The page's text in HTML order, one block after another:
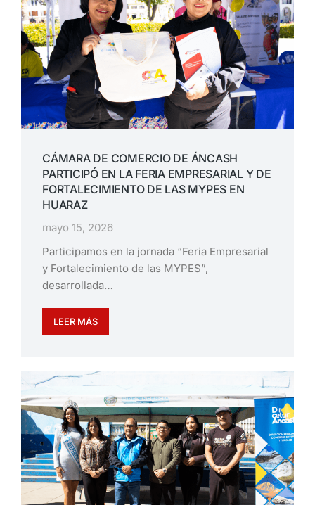
CÁMARA DE COMERCIO DE ÁNCASH
PARTICIPÓ EN LA FERIA EMPRESARIAL Y DE
FORTALECIMIENTO DE LAS MYPES EN
HUARAZ
mayo 15, 2026
Participamos en la jornada “Feria Empresarial
y Fortalecimiento de las MYPES”,
desarrollada…
LEER MÁS